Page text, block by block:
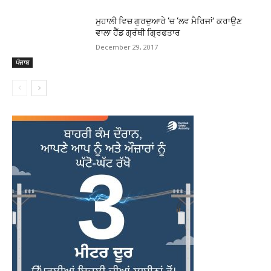
ਪੰਜਾਬ
ਮੁਹਾਲੀ ਵਿਚ ਗੁਰਦੁਆਰੇ ‘ਚ ‘ਲਵ ਮੈਰਿਜਾਂ’ ਕਰਾਉਣ
ਵਾਲਾ ਹੈੱਡ ਗ੍ਰੰਥੀ ਗ੍ਰਿਫਤਾਰ
December 29, 2017